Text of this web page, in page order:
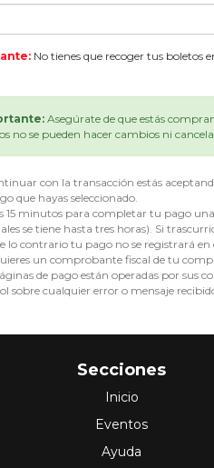
No tienes que recoger tus boletos
Asegúrate de que estás
no se pueden hacer cambios ni
con la transacción estás
que hayas seleccionado.
15 minutos para completar tu pago
se tiene hasta tres horas). Si
lo contrario tu pago no se registrará
un comprobante fiscal de tu
de pago están operadas por sus
sobre cualquier error o mensaje
Secciones
Inicio
Eventos
Ayuda